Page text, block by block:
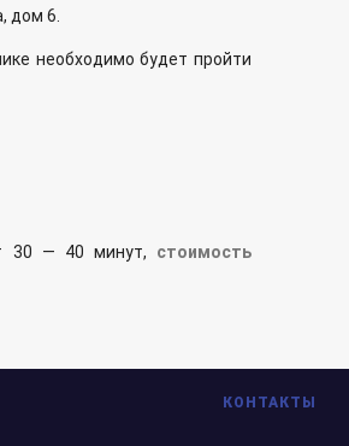
дом 6.
необходимо будет пройти
30 — 40 минут, стоимость
КОНТАКТЫ